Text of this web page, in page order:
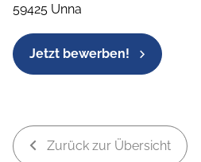
59425 Unna
Jetzt bewerben!
Zurück zur Übersicht